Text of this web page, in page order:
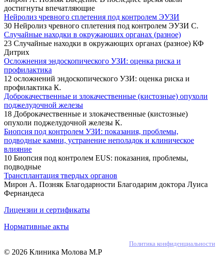
достигнуты впечатляющие
Нейролиз чревного сплетения под контролем ЭУЗИ
30 Нейролиз чревного сплетения под контролем ЭУЗИ С.
Случайные находки в окружающих органах (разное)
23 Случайные находки в окружающих органах (разное) КФ
Дитрих
Осложнения эндоскопического УЗИ: оценка риска и
профилактика
12 осложнений эндоскопического УЗИ: оценка риска и
профилактика К.
Доброкачественные и злокачественные (кистозные) опухоли
поджелудочной железы
18 Доброкачественные и злокачественные (кистозные)
опухоли поджелудочной железы К.
Биопсия под контролем УЗИ: показания, проблемы,
подводные камни, устранение неполадок и клиническое
влияние
10 Биопсия под контролем EUS: показания, проблемы,
подводные
Трансплантация твердых органов
Мирон А. Позняк Благодарности Благодарим доктора Луиса
Фернандеса
Лицензии и сертификаты
Нормативные акты
Политика конфиденциальности
© 2026 Клиника Молова М.Р